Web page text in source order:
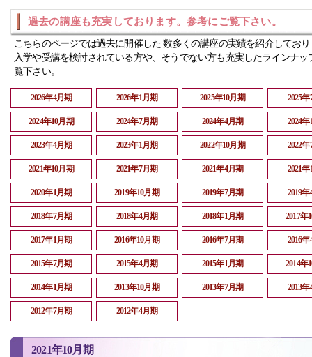
過去の講座も充実しております。参考にご覧下さい。
こちらのページでは過去に開催した 数多くの講座の実績を紹介してお
入学や受講を検討されている方や、そうでない方も充実したラインナッ
覧下さい。
2026年4月期 2026年1月期 2025年10月期 2025
2024年10月期 2024年7月期 2024年4月期 2024
2023年4月期 2023年1月期 2022年10月期 2022
2021年10月期 2021年7月期 2021年4月期 2021
2020年1月期 2019年10月期 2019年7月期 2019
2018年7月期 2018年4月期 2018年1月期 2017年
2017年1月期 2016年10月期 2016年7月期 2016
2015年7月期 2015年4月期 2015年1月期 2014年
2014年1月期 2013年10月期 2013年7月期 2013
2012年7月期 2012年4月期
2021年10月期